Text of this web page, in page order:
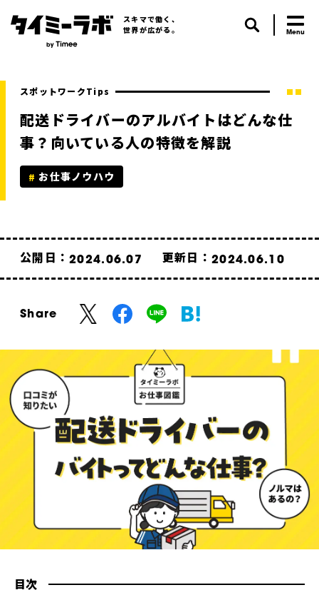
スキマで働く、
世界が広がる。
スポットワークTips
配送ドライバーのアルバイトはどんな仕
事？向いている人の特徴を解説
お仕事ノウハウ
公開日：2024.06.07 更新日：2024.06.10
Share
目次